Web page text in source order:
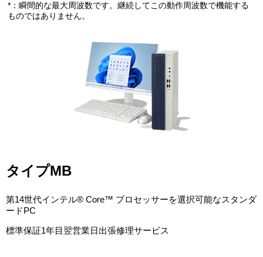
*：瞬間的な最大周波数です。継続してこの動作周波数で機能する
ものではありません。
タイプMB
第14世代インテル® Core™ プロセッサーを選択可能なスタンダ
ードPC
標準保証1年目翌営業日出張修理サービス